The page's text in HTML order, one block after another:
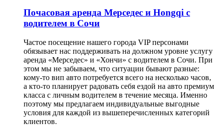
Почасовая аренда Мерседес и Hongqi с
водителем в Сочи
Частое посещение нашего города VIP персонами
обязывает нас поддерживать на должном уровне услугу
аренда «Мерседес» и «Хончи» с водителем в Сочи. При
этом мы не забываем, что ситуации бывают разные:
кому-то вип авто потребуется всего на несколько часов,
а кто-то планирует радовать себя ездой на авто премиум
класса с личным водителем в течение месяца. Именно
поэтому мы предлагаем индивидуальные выгодные
условия для каждой из вышеперечисленных категорий
клиентов.